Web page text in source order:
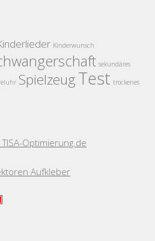
Kinderwunsch
sekundäres
SpielzeugTest trockenes